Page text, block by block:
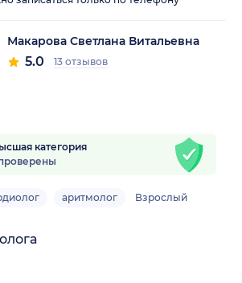
Макарова Светлана Витальевна
5.0 13 отзывов
категория
аритмолог Взрослый